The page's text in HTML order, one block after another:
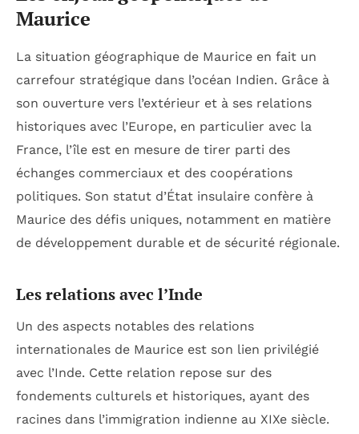
Maurice
La situation géographique de Maurice en fait un
carrefour stratégique dans l’océan Indien. Grâce à
son ouverture vers l’extérieur et à ses relations
historiques avec l’Europe, en particulier avec la
France, l’île est en mesure de tirer parti des
échanges commerciaux et des coopérations
politiques. Son statut d’État insulaire confère à
Maurice des défis uniques, notamment en matière
de développement durable et de sécurité régionale.
Les relations avec l’Inde
Un des aspects notables des relations
internationales de Maurice est son lien privilégié
avec l’Inde. Cette relation repose sur des
fondements culturels et historiques, ayant des
racines dans l’immigration indienne au XIXe siècle.